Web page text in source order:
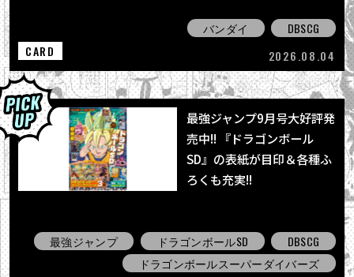
バンダイ
DBSCG
CARD
2026.08.04
最強ジャンプ9月号大好評発
売中!! 『ドラゴンボール
SD』の表紙が目印＆各種ふ
ろくも充実!!
最強ジャンプ ドラゴンボールSD
DBSCG
ドラゴンボールスーパーダイバーズ